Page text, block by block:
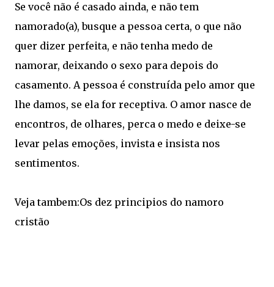
Se você não é casado ainda, e não tem
namorado(a), busque a pessoa certa, o que não
quer dizer perfeita, e não tenha medo de
namorar, deixando o sexo para depois do
casamento. A pessoa é construída pelo amor que
lhe damos, se ela for receptiva. O amor nasce de
encontros, de olhares, perca o medo e deixe-se
levar pelas emoções, invista e insista nos
sentimentos.
Veja tambem:Os dez principios do namoro
cristão